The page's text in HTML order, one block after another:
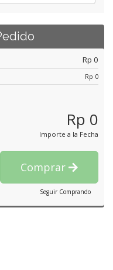
Rp 0
Rp 0
Rp 0
Importe a la Fecha
Comprar
Seguir Comprando